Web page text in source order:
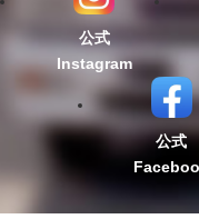
公式
Instagram
公式